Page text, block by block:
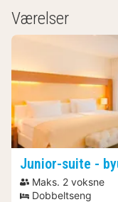
Værelser
Junior-suite -
Maks. 2 voksne
Dobbeltseng